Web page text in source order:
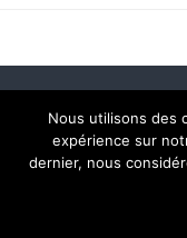
Fièrement
Nous utilisons des
expérience sur
dernier, nous